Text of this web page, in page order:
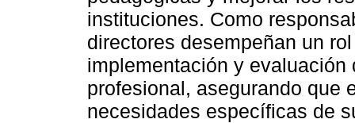
instituciones. Como
directores desempeñan un
implementación y
profesional, asegurando que
necesidades específicas de